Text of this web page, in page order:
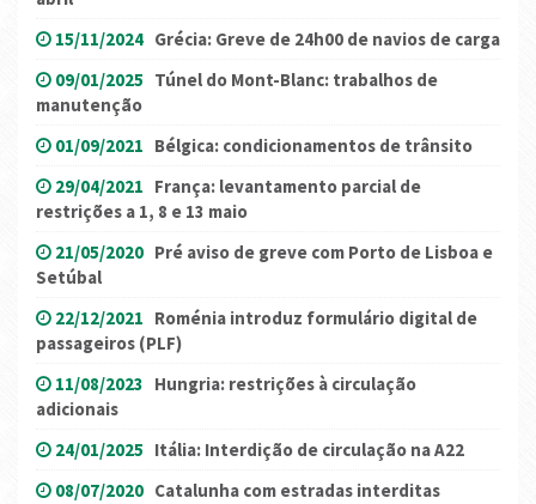
15/11/2024 Grécia: Greve de 24h00 de navios de carga
09/01/2025 Túnel do Mont-Blanc: trabalhos de
manutenção
01/09/2021 Bélgica: condicionamentos de trânsito
29/04/2021 França: levantamento parcial de
restrições a 1, 8 e 13 maio
21/05/2020 Pré aviso de greve com Porto de Lisboa e
Setúbal
22/12/2021 Roménia introduz formulário digital de
passageiros (PLF)
11/08/2023 Hungria: restrições à circulação
adicionais
24/01/2025 Itália: Interdição de circulação na A22
08/07/2020 Catalunha com estradas interditas